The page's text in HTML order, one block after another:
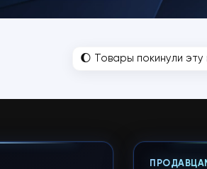
🌔 Товары покинули эту